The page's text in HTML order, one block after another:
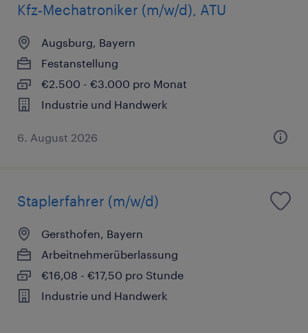
Kfz-Mechatroniker (m/w/d), ATU
Augsburg, Bayern
Festanstellung
€2.500 - €3.000 pro Monat
Industrie und Handwerk
6. August 2026
Staplerfahrer (m/w/d)
Gersthofen, Bayern
Arbeitnehmerüberlassung
€16,08 - €17,50 pro Stunde
Industrie und Handwerk